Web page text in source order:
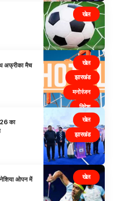
खेल
खेल
झारखंड
मनोरंजन
विदेश
अफ्रीका मैच
खेल
झारखंड
26 का
खेल
ओपन में